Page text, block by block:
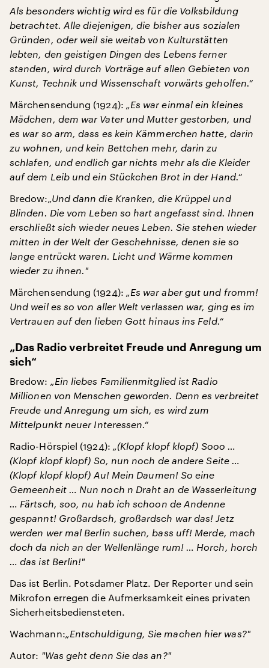
Als besonders wichtig wird es für die Volksbildung
betrachtet. Alle diejenigen, die bisher aus sozialen
Gründen, oder weil sie weitab von Kulturstätten
lebten, den geistigen Dingen des Lebens ferner
standen, wird durch Vorträge auf allen Gebieten von
Kunst, Technik und Wissenschaft vorwärts geholfen.“
Märchensendung (1924): „Es war einmal ein kleines
Mädchen, dem war Vater und Mutter gestorben, und
es war so arm, dass es kein Kämmerchen hatte, darin
zu wohnen, und kein Bettchen mehr, darin zu
schlafen, und endlich gar nichts mehr als die Kleider
auf dem Leib und ein Stückchen Brot in der Hand.“
Bredow:„Und dann die Kranken, die Krüppel und
Blinden. Die vom Leben so hart angefasst sind. Ihnen
erschließt sich wieder neues Leben. Sie stehen wieder
mitten in der Welt der Geschehnisse, denen sie so
lange entrückt waren. Licht und Wärme kommen
wieder zu ihnen."
Märchensendung (1924): „Es war aber gut und fromm!
Und weil es so von aller Welt verlassen war, ging es im
Vertrauen auf den lieben Gott hinaus ins Feld.“
„Das Radio verbreitet Freude und Anregung um
sich“
Bredow: „Ein liebes Familienmitglied ist Radio
Millionen von Menschen geworden. Denn es verbreitet
Freude und Anregung um sich, es wird zum
Mittelpunkt neuer Interessen.“
Radio-Hörspiel (1924): „(Klopf klopf klopf) Sooo …
(Klopf klopf klopf) So, nun noch de andere Seite …
(Klopf klopf klopf) Au! Mein Daumen! So eine
Gemeenheit … Nun noch n Draht an de Wasserleitung
… Färtsch, soo, nu hab ich schoon de Andenne
gespannt! Großardsch, großardsch war das! Jetz
werden wer mal Berlin suchen, bass uff! Merde, mach
doch da nich an der Wellenlänge rum! … Horch, horch
… das ist Berlin!"
Das ist Berlin. Potsdamer Platz. Der Reporter und sein
Mikrofon erregen die Aufmerksamkeit eines privaten
Sicherheitsbediensteten.
Wachmann:„Entschuldigung, Sie machen hier was?"
Autor: "Was geht denn Sie das an?"